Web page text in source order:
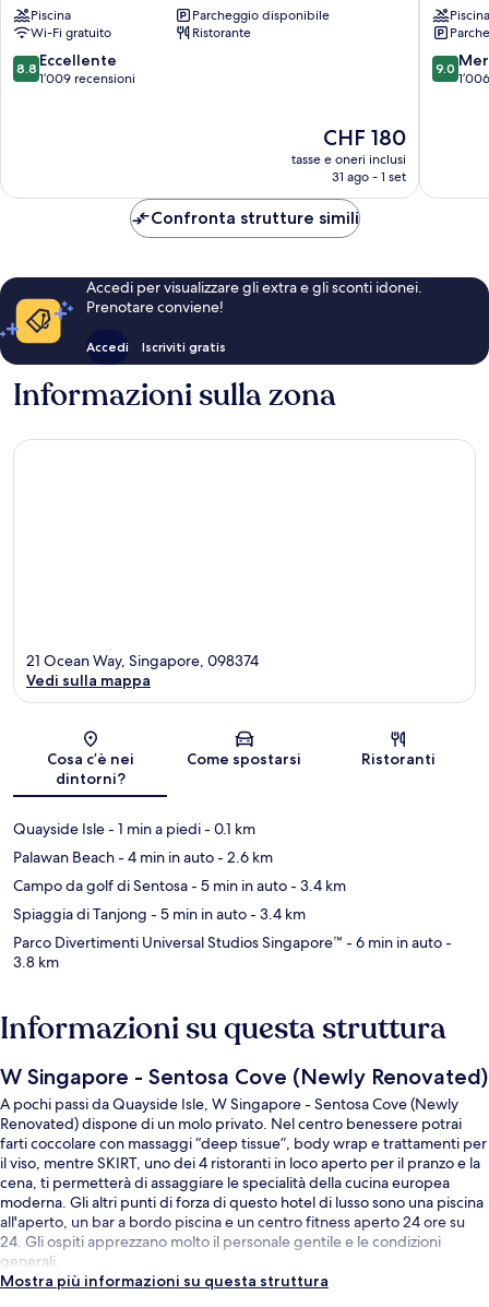
by
Far
East
Hospitality
Piscina
Parcheggio disponibile
Wi-Fi gratuito
Ristorante
8.8
su
8.8 Eccellente
1’009 recensioni
Il
prezzo
attuale
CHF 180
CHF 180
tasse e oneri inclusi
31 ago - 1 set
Sentosa,
Isola
Sentosa
Piscina
9.0
su
9.0
Confronta strutture simili
Accedi per visualizzare gli extra e gli sconti idonei.
Prenotare conviene!
Accedi Iscriviti gratis
Informazioni sulla zona
Mappa
21 Ocean Way, Singapore, 098374
Vedi sulla mappa
Cosa c’è nei
dintorni?
Come spostarsi Ristoranti
Quayside Isle- 1 min a piedi- 0.1 km
Palawan Beach- 4 min in auto- 2.6 km
Campo da golf di Sentosa- 5 min in auto- 3.4 km
Spiaggia di Tanjong - 5 min in auto- 3.4 km
Parco Divertimenti Universal Studios Singapore™ - 6 min in auto-
3.8 km
Informazioni su questa struttura
W Singapore - Sentosa Cove (Newly Renovated)
A pochi passi da Quayside Isle, W Singapore - Sentosa Cove (Newly
Renovated) dispone di un molo privato. Nel centro benessere potrai
farti coccolare con massaggi “deep tissue”, body wrap e trattamenti per
il viso, mentre SKIRT, uno dei 4 ristoranti in loco aperto per il pranzo e la
cena, ti permetterà di assaggiare le specialità della cucina europea
moderna. Gli altri punti di forza di questo hotel di lusso sono una piscina
all'aperto, un bar a bordo piscina e un centro fitness aperto 24 ore su
24. Gli ospiti apprezzano molto il personale gentile e le condizioni
generali.
Mostra più informazioni su questa struttura